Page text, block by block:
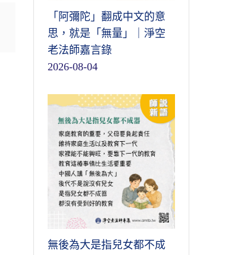
「阿彌陀」翻成中文的意
思，就是「無量」｜淨空
老法師嘉言錄
2026-08-04
無後為大是指兒女都不成